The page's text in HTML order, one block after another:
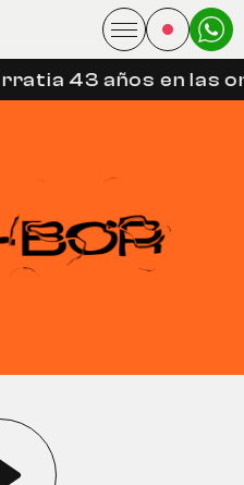
43 años en las